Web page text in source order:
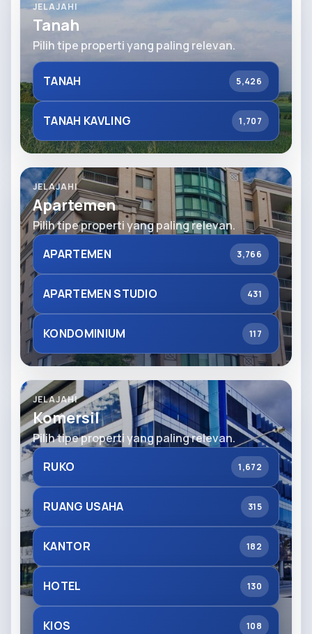
JELAJAHI
Tanah
Pilih tipe properti yang paling relevan.
TANAH 5,426
TANAH KAVLING 1,707
JELAJAHI
Apartemen
Pilih tipe properti yang paling relevan.
APARTEMEN
3,766
APARTEMEN STUDIO 431
KONDOMINIUM 117
JELAJAHI
Komersil
Pilih tipe properti yang paling relevan.
RUKO
1,672
RUANG USAHA 315
KANTOR 182
HOTEL 130
KIOS 108